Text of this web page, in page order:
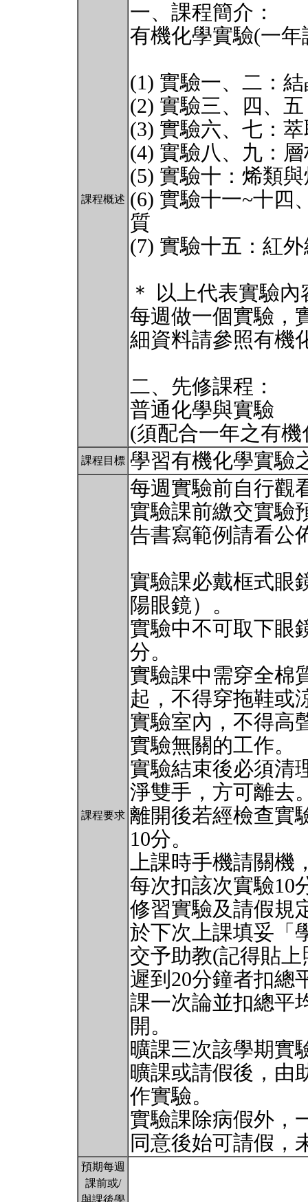
課程概述
一、課程簡介：
有機化學實驗(一年
(1) 實驗一、二：
(2) 實驗三、四、
(3) 實驗六、七：
(4) 實驗八、九：
(5) 實驗十：烯類
(6) 實驗十一~十四
質
(7) 實驗十五：紅
＊ 以上代表實驗
每週做一個實驗，
細資料請參照有機
二、先修課程：
普通化學與實驗
(須配合一年之有
課程目標 學習有機化學實驗
課程要求
每週實驗前自行觀
實驗課前繳交實驗
告書寫範例請看公
實驗課必戴框式眼
陽眼鏡）。
實驗中不可取下眼
分。
實驗課中需穿全棉
起，不得穿拖鞋或
實驗室內，不得高
實驗無關的工作。
實驗結束後必須清
淨雙手，方可離去
離開後若經檢查實
10分。
上課時手機請關機
每次扣該次實驗10
修習實驗及請假規
於下次上課填妥「
交予助教(記得貼上
遲到20分鐘者扣總
課一次論並扣總平
開。
曠課三次該學期實
曠課或請假後，由
作實驗。
實驗課除病假外，
同意後始可請假，
預期每週
課前或/
與課後學